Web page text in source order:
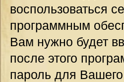
воспользоваться
программным
Вам нужно будет
после этого
пароль для